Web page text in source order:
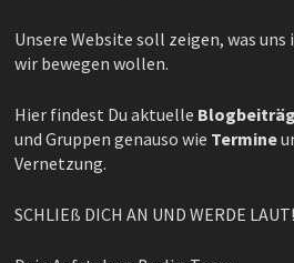
Unsere Website soll zeigen, was
wir bewegen wollen.
Hier findest Du aktuelle
und Gruppen genauso wie Termine
Vernetzung.
SCHLIEß DICH AN UND WERDE LAUT!